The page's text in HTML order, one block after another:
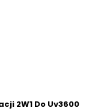
2W1 Do Uv3600